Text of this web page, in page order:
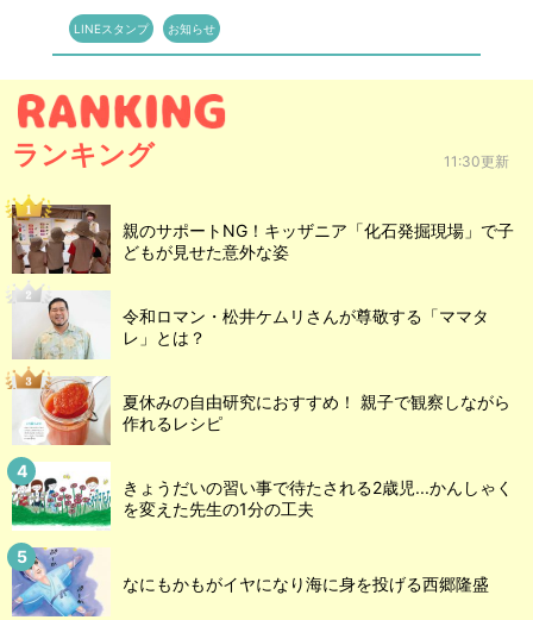
LINEスタンプ お知らせ
ランキング 11:30更新
親のサポートNG！キッザニア「化石発掘現場」で子
どもが見せた意外な姿
令和ロマン・松井ケムリさんが尊敬する「ママタ
レ」とは？
夏休みの自由研究におすすめ！ 親子で観察しながら
作れるレシピ
きょうだいの習い事で待たされる2歳児...かんしゃく
を変えた先生の1分の工夫
なにもかもがイヤになり海に身を投げる西郷隆盛